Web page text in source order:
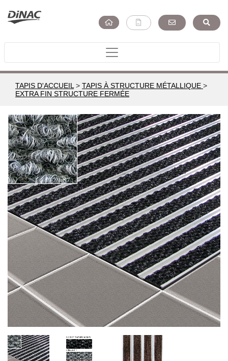
TAPIS D'ACCUEIL > TAPIS À STRUCTURE MÉTALLIQUE >
EXTRA FIN STRUCTURE FERMÉE